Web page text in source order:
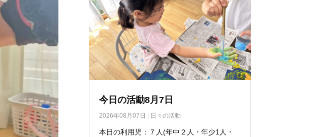
今日の活動8月7日
2026年08月07日 日々の活動
本日の利用児：７人(年中２人・年少1人・